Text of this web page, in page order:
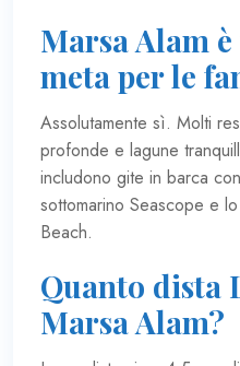
Marsa Alam
meta per le
Assolutamente sì. Molti
profonde e lagune
includono gite in barca
sottomarino Seascope e
Beach.
Quanto dista
Marsa Alam?